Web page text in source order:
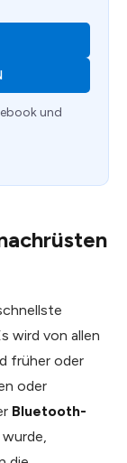
und
wird von allen
früher oder
oder
Bluetooth-